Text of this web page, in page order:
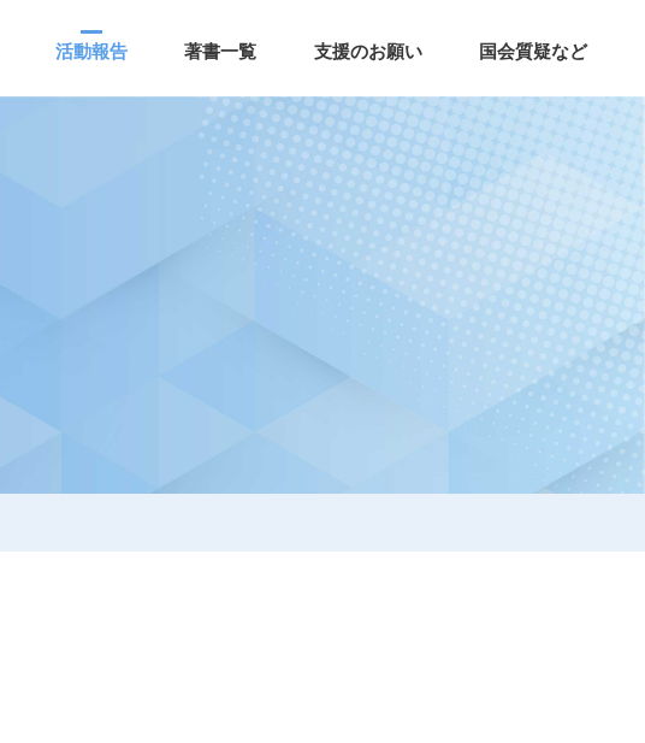
活動報告 著書一覧 支援のお願い 国会質疑など